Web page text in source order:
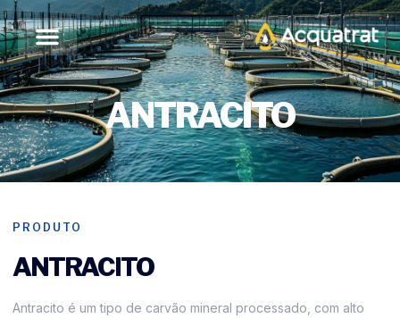
ANTRACITO
PRODUTO
ANTRACITO
Antracito é um tipo de carvão mineral processado, com alto